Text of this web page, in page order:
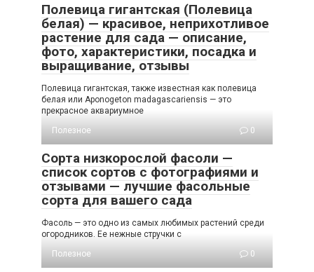
Полевица гигантская (Полевица
белая) — красивое, неприхотливое
растение для сада — описание,
фото, характеристики, посадка и
выращивание, отзывы
Полевица гигантская, также известная как полевица
белая или Aponogeton madagascariensis — это
прекрасное аквариумное
Полезное
0
Сорта низкорослой фасоли —
список сортов с фотографиями и
отзывами — лучшие фасольные
сорта для вашего сада
Фасоль — это одно из самых любимых растений среди
огородников. Ее нежные стручки с
Полезное
0